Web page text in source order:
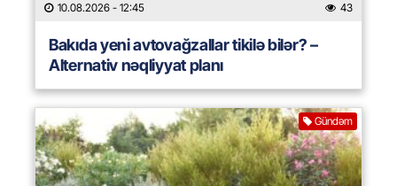
10.08.2026 - 12:45 43
Bakıda yeni avtovağzallar tikilə bilər? –
Alternativ nəqliyyat planı
Gündəm